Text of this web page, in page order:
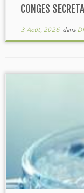
CONGES
3 Août, 2026dans